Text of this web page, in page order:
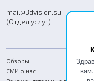
mail@3dvision.su
(Отдел услуг)
Обзоры
СМИ о нас